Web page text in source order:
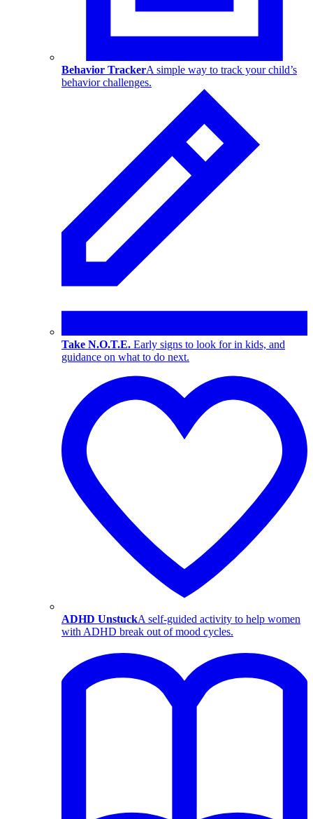
Behavior TrackerA simple way to track your child’s
behavior challenges.
Take N.O.T.E. Early signs to look for in kids, and
guidance on what to do next.
ADHD UnstuckA self-guided activity to help women
with ADHD break out of mood cycles.